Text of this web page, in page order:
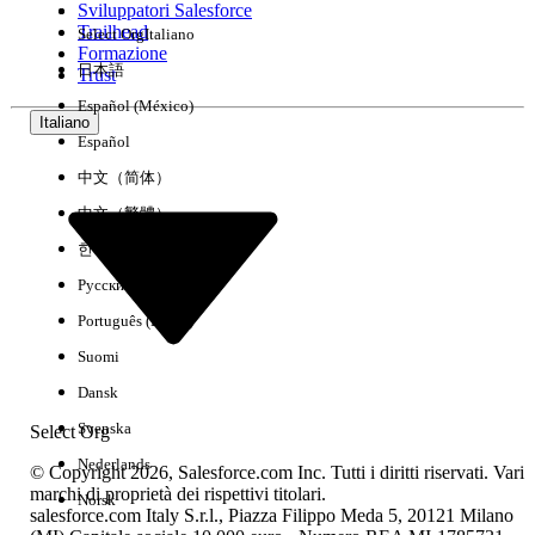
Esperienza
Nessun risultato
Sviluppatori Salesforce
Trailhead
Formazione
Trust
Italiano
Select Org
Select OrgItaliano
日本語
Español (México)
Español
中文（简体）
中文（繁體）
한국어
Русский
Português (Brasil)
Suomi
Dansk
Svenska
Nederlands
Norsk
© Copyright 2026, Salesforce.com Inc. Tutti i diritti riservati. Vari
marchi di proprietà dei rispettivi titolari.
salesforce.com Italy S.r.l., Piazza Filippo Meda 5, 20121 Milano